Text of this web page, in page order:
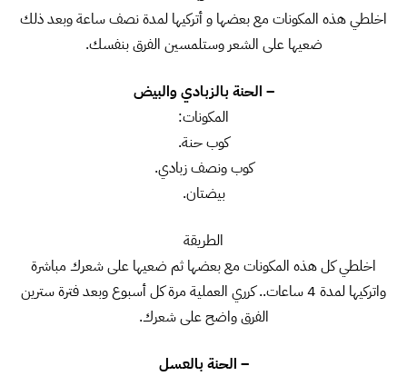
اخلطي هذه المكونات مع بعضها و أتركيها لمدة نصف ساعة وبعد ذلك
ضعيها على الشعر وستلمسين الفرق بنفسك.
– الحنة بالزبادي والبيض
المكونات:
كوب حنة.
كوب ونصف زبادي.
بيضتان.
الطريقة
اخلطي كل هذه المكونات مع بعضها ثم ضعيها على شعرك مباشرة
واتركيها لمدة 4 ساعات.. كرري العملية مرة كل أسبوع وبعد فترة سترين
الفرق واضح على شعرك.
– الحنة بالعسل